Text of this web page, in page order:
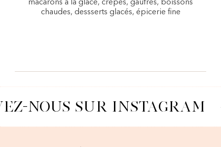
macarons à la glace, crêpes, gaufres, boissons
chaudes, dessserts glacés, épicerie fine
NOUS SUR INSTAGRAM